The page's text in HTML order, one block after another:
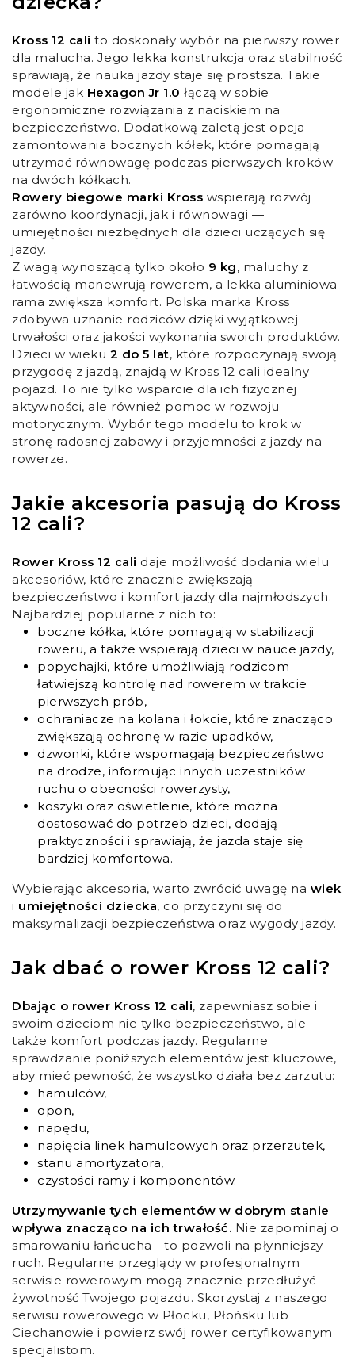
Kross 12 cali to doskonały wybór na pierwszy rower
dla malucha. Jego lekka konstrukcja oraz stabilność
sprawiają, że nauka jazdy staje się prostsza. Takie
modele jak Hexagon Jr 1.0 łączą w sobie
ergonomiczne rozwiązania z naciskiem na
bezpieczeństwo. Dodatkową zaletą jest opcja
zamontowania bocznych kółek, które pomagają
utrzymać równowagę podczas pierwszych kroków
na dwóch kółkach.
Rowery biegowe marki Kross wspierają rozwój
zarówno koordynacji, jak i równowagi —
umiejętności niezbędnych dla dzieci uczących się
jazdy.
Z wagą wynoszącą tylko około 9 kg, maluchy z
łatwością manewrują rowerem, a lekka aluminiowa
rama zwiększa komfort. Polska marka Kross
zdobywa uznanie rodziców dzięki wyjątkowej
trwałości oraz jakości wykonania swoich produktów.
Dzieci w wieku 2 do 5 lat, które rozpoczynają swoją
przygodę z jazdą, znajdą w Kross 12 cali idealny
pojazd. To nie tylko wsparcie dla ich fizycznej
aktywności, ale również pomoc w rozwoju
motorycznym. Wybór tego modelu to krok w
stronę radosnej zabawy i przyjemności z jazdy na
rowerze.
Jakie akcesoria pasują do Kross
12 cali?
Rower Kross 12 cali daje możliwość dodania wielu
akcesoriów, które znacznie zwiększają
bezpieczeństwo i komfort jazdy dla najmłodszych.
Najbardziej popularne z nich to:
boczne kółka, które pomagają w stabilizacji
roweru, a także wspierają dzieci w nauce jazdy,
popychajki, które umożliwiają rodzicom
łatwiejszą kontrolę nad rowerem w trakcie
pierwszych prób,
ochraniacze na kolana i łokcie, które znacząco
zwiększają ochronę w razie upadków,
dzwonki, które wspomagają bezpieczeństwo
na drodze, informując innych uczestników
ruchu o obecności rowerzysty,
koszyki oraz oświetlenie, które można
dostosować do potrzeb dzieci, dodają
praktyczności i sprawiają, że jazda staje się
bardziej komfortowa.
Wybierając akcesoria, warto zwrócić uwagę na wiek
i umiejętności dziecka, co przyczyni się do
maksymalizacji bezpieczeństwa oraz wygody jazdy.
Jak dbać o rower Kross 12 cali?
Dbając o rower Kross 12 cali, zapewniasz sobie i
swoim dzieciom nie tylko bezpieczeństwo, ale
także komfort podczas jazdy. Regularne
sprawdzanie poniższych elementów jest kluczowe,
aby mieć pewność, że wszystko działa bez zarzutu:
hamulców,
opon,
napędu,
napięcia linek hamulcowych oraz przerzutek,
stanu amortyzatora,
czystości ramy i komponentów.
Utrzymywanie tych elementów w dobrym stanie
wpływa znacząco na ich trwałość. Nie zapominaj o
smarowaniu łańcucha - to pozwoli na płynniejszy
ruch. Regularne przeglądy w profesjonalnym
serwisie rowerowym mogą znacznie przedłużyć
żywotność Twojego pojazdu. Skorzystaj z naszego
serwisu rowerowego w Płocku, Płońsku lub
Ciechanowie i powierz swój rower certyfikowanym
specjalistom.